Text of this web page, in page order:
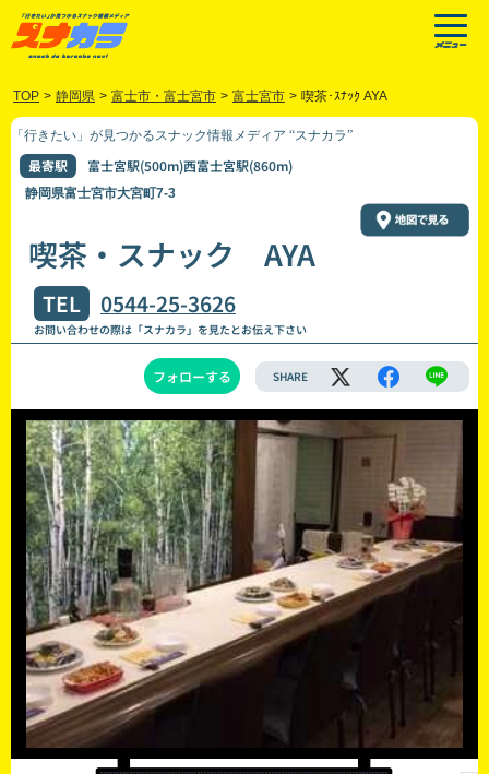
TOP > 静岡県 > 富士市・富士宮市 > 富士宮市 > 喫茶･ｽﾅｯｸ AYA
「行きたい」が見つかるスナック情報メディア “スナカラ”
最寄駅 富士宮駅(500m)西富士宮駅(860m)
静岡県富士宮市大宮町7-3
喫茶・スナック AYA
TEL 0544-25-3626
お問い合わせの際は「スナカラ」を見たとお伝え下さい
フォローする SHARE